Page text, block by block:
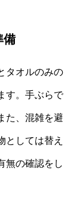
備
タオルのみの
す。手ぶらで
た、混雑を避
としては替え
無の確認をし